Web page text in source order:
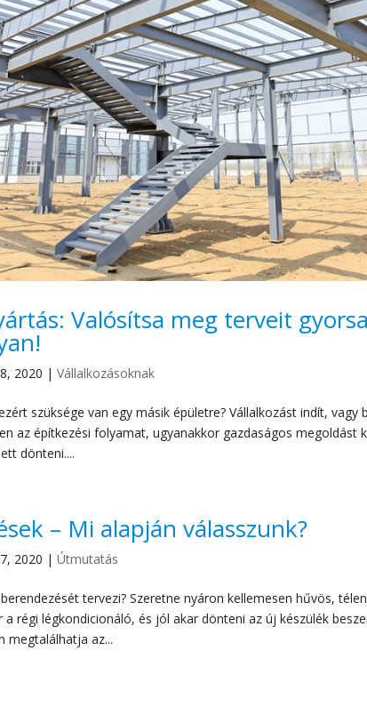
Valósítsa meg terveit
2020 |Vállalkozásoknak
szüksége van egy másik épületre? Vállalkozást indít, vagy
az építkezési folyamat, ugyanakkor gazdaságos megoldást
dönteni....
– Mi alapján válasszunk?
2020 |Útmutatás
tervezi? Szeretne nyáron kellemesen hűvös,
régi légkondicionáló, és jól akar dönteni az új készülék
megtalálhatja az...